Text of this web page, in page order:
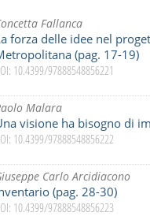
Fallanca
forza delle idee nel
(pag. 17-19)
10.4399/97888548856221
Malara
visione ha bisogno di
10.4399/97888548856222
Carlo Arcidiacono
(pag. 28-30)
10.4399/97888548856223